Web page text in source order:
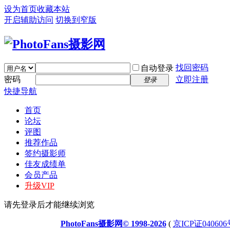
设为首页收藏本站
开启辅助访问 切换到窄版
自动登录 找回密码
密码
登录
立即注册
快捷导航
首页
论坛
评图
推荐作品
签约摄影师
佳友成绩单
会员产品
升级VIP
请先登录后才能继续浏览
PhotoFans摄影网© 1998-2026( 京ICP证040606